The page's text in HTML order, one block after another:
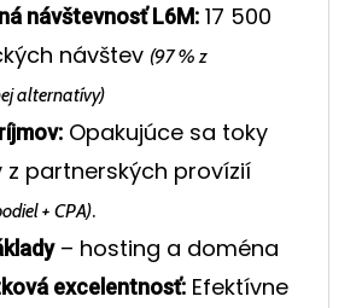
návštevnosť L6M:17 500
návštev (97 % z
alternatívy)
Opakujúce sa toky
z partnerských provízií
+ CPA).
– hosting a doména
excelentnosť:Efektívne